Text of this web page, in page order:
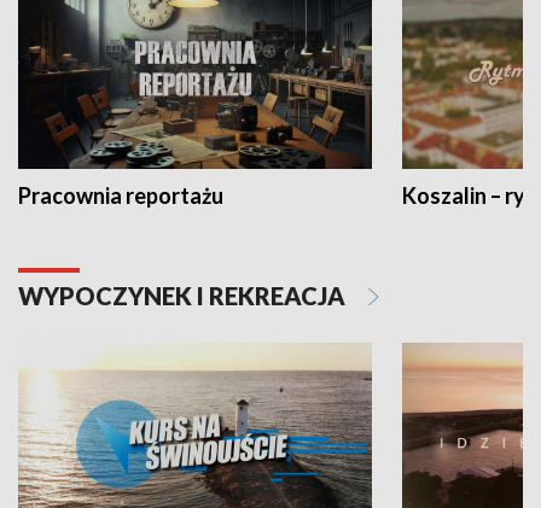
Pracownia reportażu Koszalin –
WYPOCZYNEK I REKREACJA